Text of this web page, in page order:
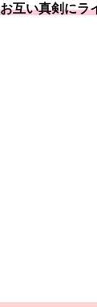
お互い真剣にラ